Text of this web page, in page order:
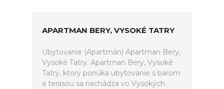
APARTMAN BERY, VYSOKÉ TATRY
Ubytovanie (Apartmán) Apartman Bery,
Vysoké Tatry. Apartman Bery, Vysoké
Tatry, ktorý ponúka ubytovanie s barom
a terasou sa nachádza vo Vysokých